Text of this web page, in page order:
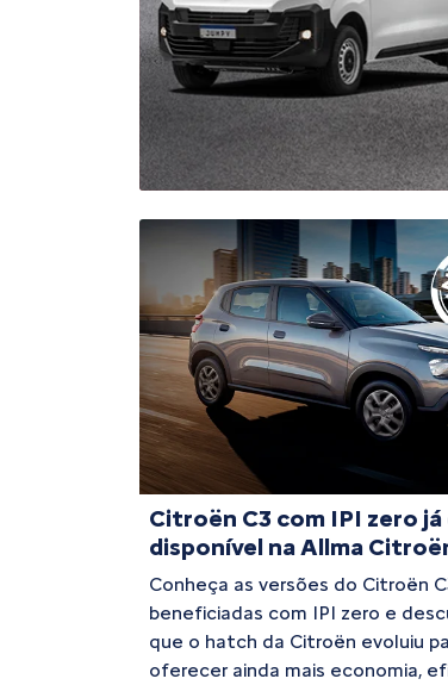
Citroën C3 com IPI zero
disponível na Allma
Conheça as versões do Citroën
beneficiadas com IPI zero e
que o hatch da Citroën evoluiu
oferecer ainda mais economia,